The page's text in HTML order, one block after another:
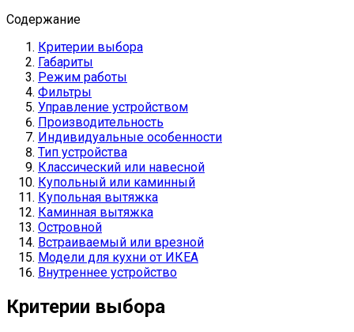
Содержание
Критерии выбора
Габариты
Режим работы
Фильтры
Управление устройством
Производительность
Индивидуальные особенности
Тип устройства
Классический или навесной
Купольный или каминный
Купольная вытяжка
Каминная вытяжка
Островной
Встраиваемый или врезной
Модели для кухни от ИКЕА
Внутреннее устройство
Критерии выбора